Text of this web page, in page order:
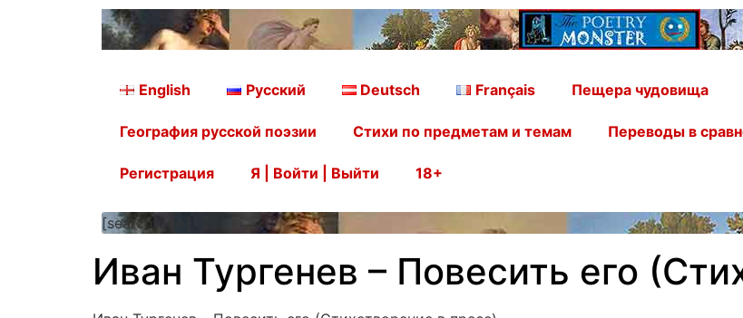
English Русский Deutsch Français Пещера чудовища
География русской поэзии Стихи по предметам и темам Переводы в
Регистрация Я | Войти | Выйти 18+
[searchform]
Иван Тургенев – Повесить его